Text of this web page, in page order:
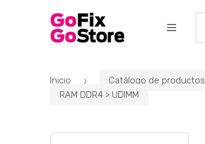
a
Inicio Catálogo de productos
RAM DDR4 > UDIMM